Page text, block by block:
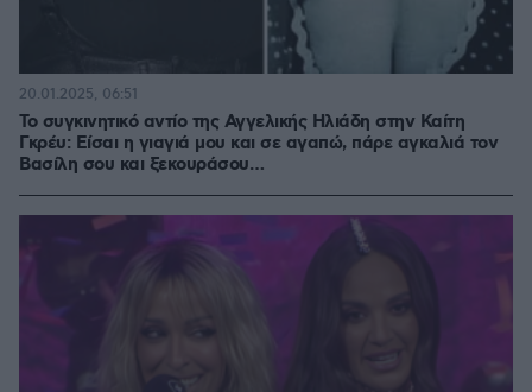
To συγκινητικό αντίο της Αγγελικής Ηλιάδη στην Καίτη
Γκρέυ: Είσαι η γιαγιά μου και σε αγαπώ, πάρε αγκαλιά τον
Βασίλη σου και ξεκουράσου…
20.01.2025, 06:51